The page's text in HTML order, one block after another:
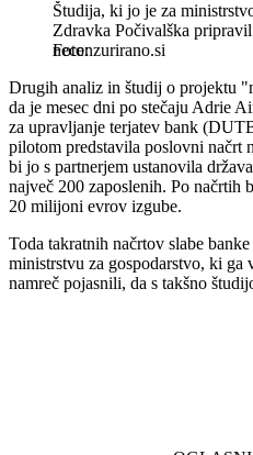
Študija, ki jo je za
Zdravka Počivalška
necenzurirano.si
Drugih analiz in študij o projektu
da je mesec dni po stečaju Adrie
za upravljanje terjatev bank
pilotom predstavila poslovni načrt
bi jo s partnerjem ustanovila
največ 200 zaposlenih. Po načrtih
20 milijoni evrov izgube.
Toda takratnih načrtov slabe
ministrstvu za gospodarstvo, ki ga
namreč pojasnili, da s takšno